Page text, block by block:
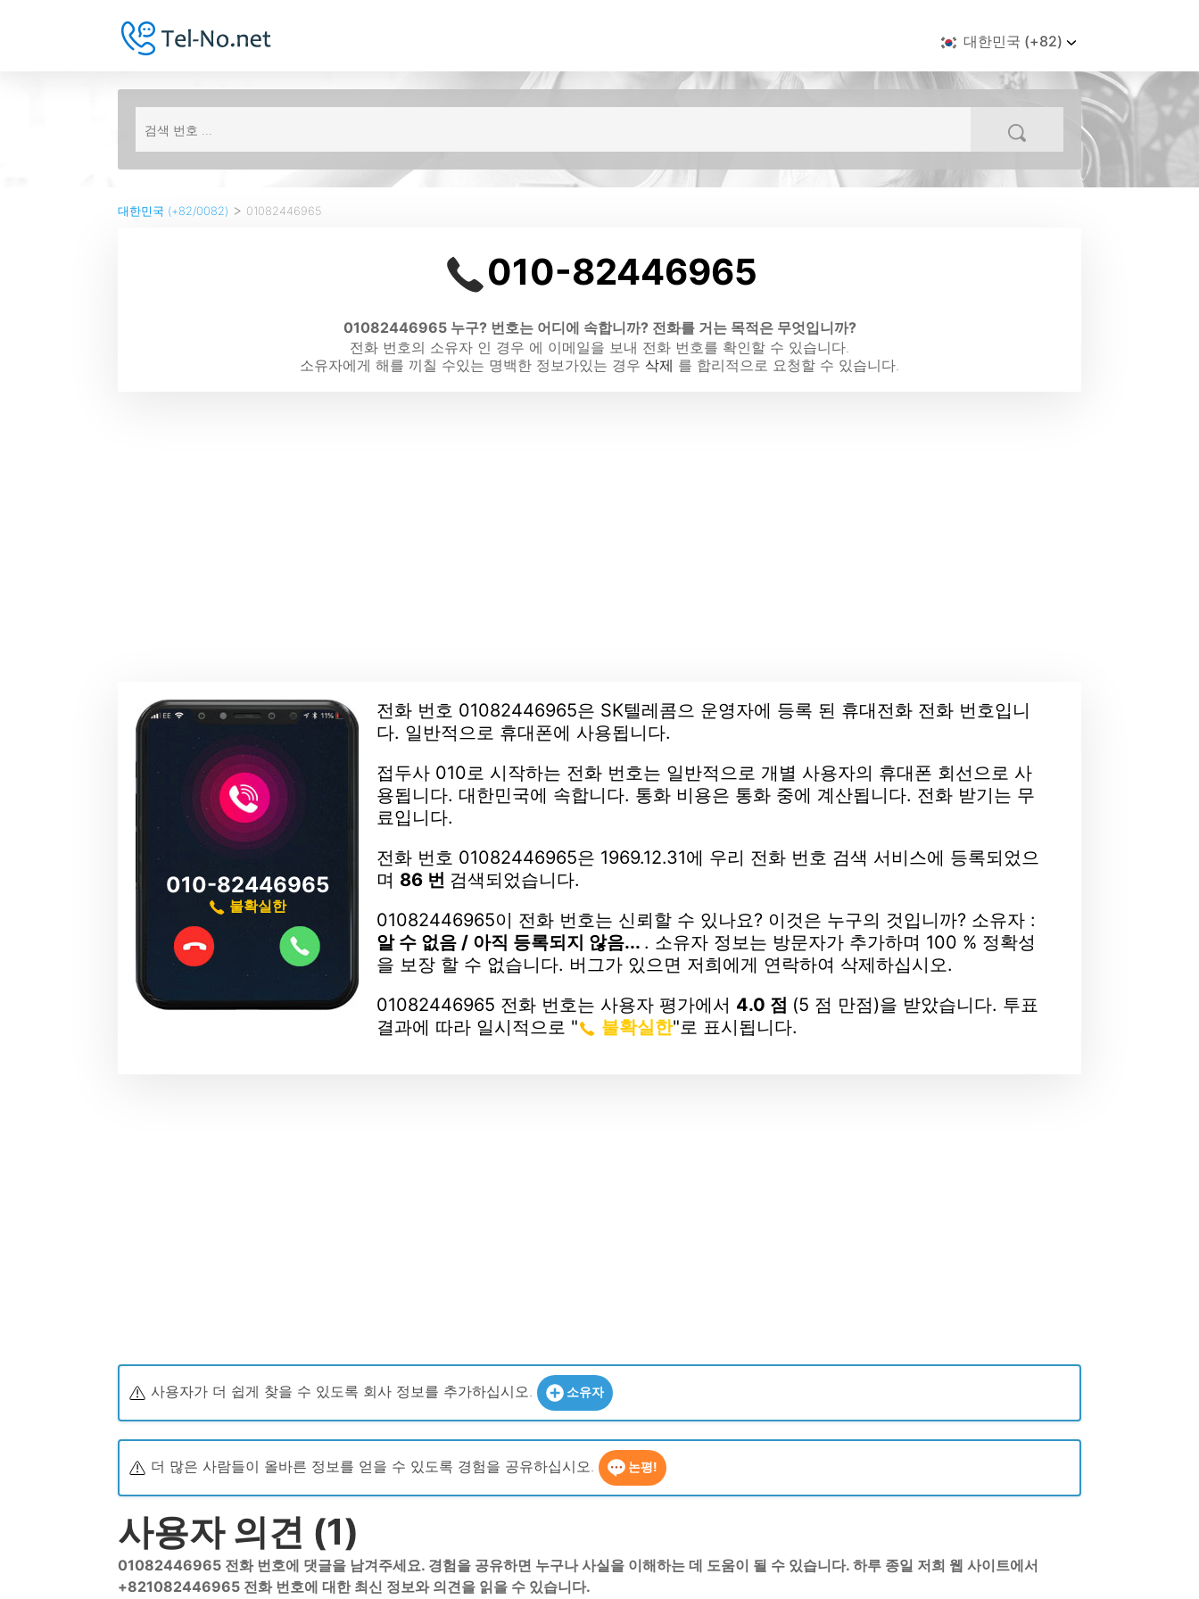
대한민국 (+82)
대한민국 (+82/0082) > 01082446965
010-82446965
01082446965 누구? 번호는 어디에 속합니까? 전화를 거는 목적은 무엇입니까?
전화 번호의 소유자 인 경우 에 이메일을 보내 전화 번호를 확인할 수 있습니다.
소유자에게 해를 끼칠 수있는 명백한 정보가있는 경우 삭제 를 합리적으로 요청할 수 있습니다.
010-82446965
불확실한
전화 번호 01082446965은 SK텔레콤으 운영자에 등록 된 휴대전화 전화 번호입니
다. 일반적으로 휴대폰에 사용됩니다.
접두사 010로 시작하는 전화 번호는 일반적으로 개별 사용자의 휴대폰 회선으로 사
용됩니다. 대한민국에 속합니다. 통화 비용은 통화 중에 계산됩니다. 전화 받기는 무
료입니다.
전화 번호 01082446965은 1969.12.31에 우리 전화 번호 검색 서비스에 등록되었으
며 86 번 검색되었습니다.
01082446965이 전화 번호는 신뢰할 수 있나요? 이것은 누구의 것입니까? 소유자 :
알 수 없음 / 아직 등록되지 않음... . 소유자 정보는 방문자가 추가하며 100 % 정확성
을 보장 할 수 없습니다. 버그가 있으면 저희에게 연락하여 삭제하십시오.
01082446965 전화 번호는 사용자 평가에서 4.0 점 (5 점 만점)을 받았습니다. 투표
결과에 따라 일시적으로 "
불확실한"로 표시됩니다.
사용자가 더 쉽게 찾을 수 있도록 회사 정보를 추가하십시오. 소유자
더 많은 사람들이 올바른 정보를 얻을 수 있도록 경험을 공유하십시오. 논평!
사용자 의견 (1)
01082446965 전화 번호에 댓글을 남겨주세요. 경험을 공유하면 누구나 사실을 이해하는 데 도움이 될 수 있습니다. 하루 종일 저희 웹 사이트에서
+821082446965 전화 번호에 대한 최신 정보와 의견을 읽을 수 있습니다.